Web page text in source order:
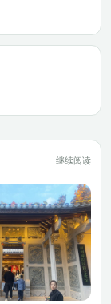
继续阅读